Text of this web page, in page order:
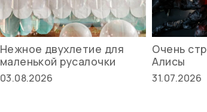
Нежное двухлетие для
маленькой русалочки
03.08.2026
Очень
Алисы
31.07.2026